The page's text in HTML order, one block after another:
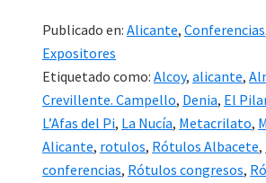
Publicado en: Alicante, Conferencias
Expositores
Etiquetado como: Alcoy, alicante,
Crevillente. Campello, Denia, El
L’Afas del Pi, La Nucía, Metacrilato,
Alicante, rotulos, Rótulos Albacete,
conferencias, Rótulos congresos,